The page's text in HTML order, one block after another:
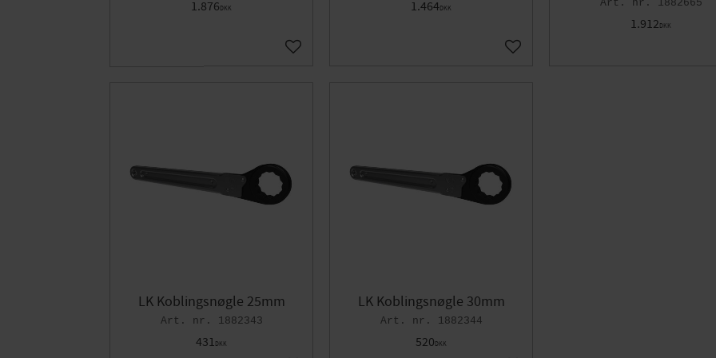
1.876DKK
Gem som favorit
1.464DKK
Gem som favorit
1882665
1.912DKK
LK Koblingsnøgle 25mm
1882343
431DKK
LK Koblingsnøgle 30mm
1882344
520DKK